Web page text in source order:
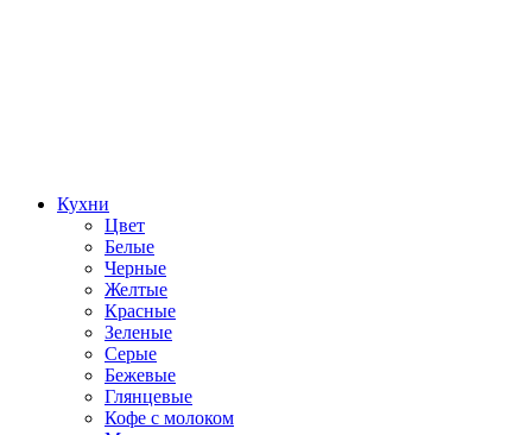
Кухни
Цвет
Белые
Черные
Желтые
Красные
Зеленые
Серые
Бежевые
Глянцевые
Кофе с молоком